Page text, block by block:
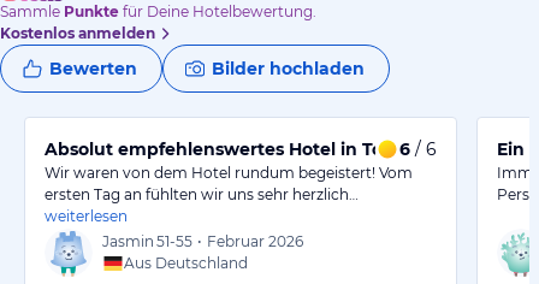
Sammle Punkte für Deine Hotelbewertung.
Kostenlos anmelden
Bewerten Bilder hochladen
Absolut empfehlenswertes Hotel in Top-Lage!
6 / 6
Wir waren von dem Hotel rundum begeistert! Vom
ersten Tag an fühlten wir uns sehr herzlich…
weiterlesen
Jasmin 51-55 • Februar 2026
Aus Deutschland
Ein